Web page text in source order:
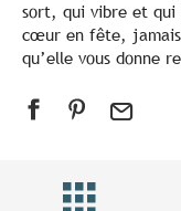
sort, qui vibre et qui
cœur en fête, jamais
qu’elle vous donne